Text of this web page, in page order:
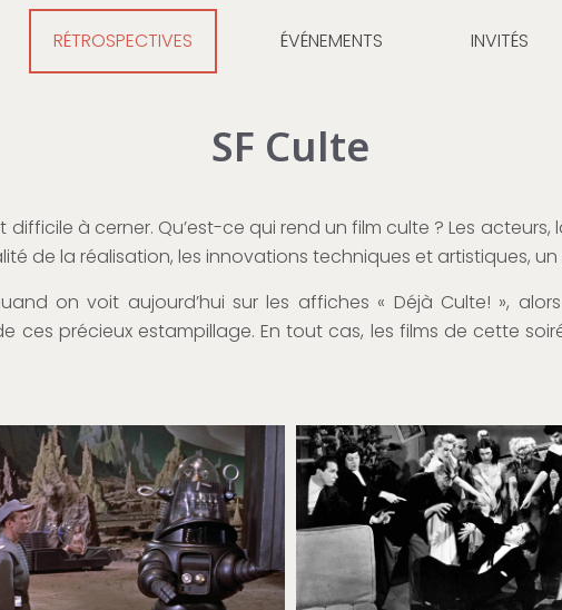
RÉTROSPECTIVES ÉVÉNEMENTS INVITÉS
SF Culte
difficile à cerner. Qu’est-ce qui rend un film culte ? Les
de la réalisation, les innovations techniques et artistiques,
on voit aujourd’hui sur les affiches « Déjà Culte! »,
ces précieux estampillage. En tout cas, les films de cette